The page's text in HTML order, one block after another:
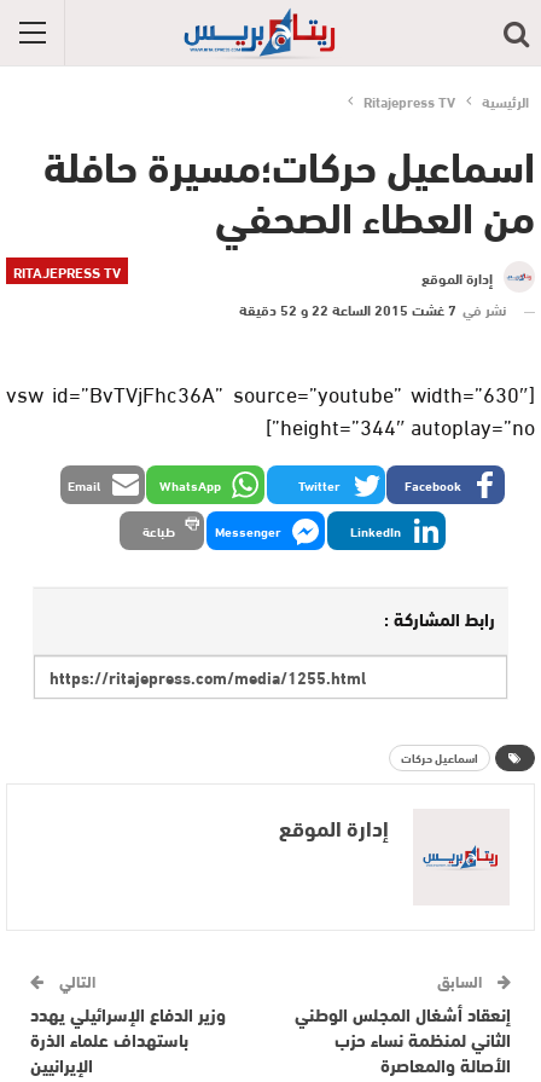
الرئيسية Ritajepress TV
اسماعيل حركات؛مسيرة حافلة
من العطاء الصحفي
RITAJEPRESS TV
إدارة الموقع
نشر في 7 غشت 2015 الساعة 22 و 52 دقيقة
[vsw id=”BvTVjFhc36A” source=”youtube” width=”630″
height=”344″ autoplay=”no”]
Facebook
Twitter
WhatsApp
Email
LinkedIn
Messenger طباعة
رابط المشاركة :
اسماعيل حركات
إدارة الموقع
السابق
إنعقاد أشغال المجلس الوطني
الثاني لمنظمة نساء حزب
الأصالة والمعاصرة
التالي
وزير الدفاع الإسرائيلي يهدد
باستهداف علماء الذرة
الإيرانيين